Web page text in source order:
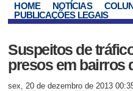
HOME NOTÍCIAS
PUBLICAÇÕES LEGAIS
Suspeitos de
presos em bairros
sex, 20 de dezembro de 2013